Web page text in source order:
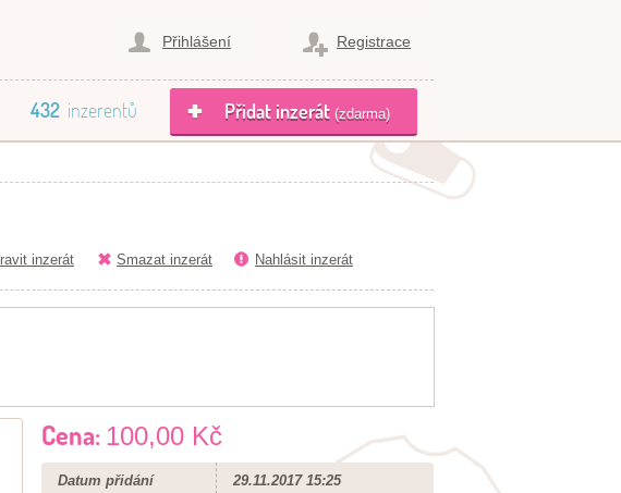
Přihlášení Registrace
Přidat inzerát (zdarma)
432 inzerentů
inzerát Smazat inzerát Nahlásit inzerát
Cena: 100,00 Kč
Datum přidání 29.11.2017 15:25